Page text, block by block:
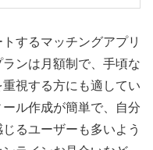
するマッチングアプリ
ンは月額制で、手頃な
視する方にも適してい
ル作成が簡単で、自分
るユーザーも多いよう